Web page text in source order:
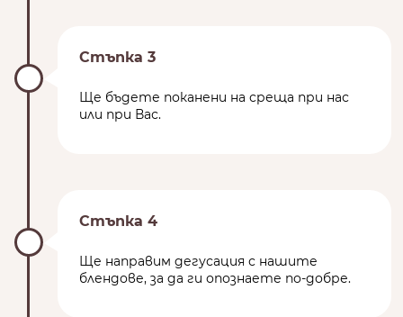
Стъпка 3
Ще бъдете поканени на среща при нас
или при Вас.
Стъпка 4
Ще направим дегусация с нашите
блендове, за да ги опознаете по-добре.